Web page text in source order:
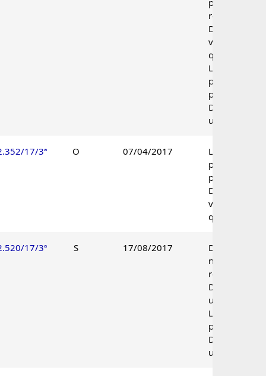
reconhecida.
Decisão pelo
voto de
qualidade.
Lançamento
parcialmente
procedente.
Decisão
unânime.
17/3ª O 07/04/2017
Lançamento
parcialmente
procedente.
Decisão pelo
voto de
qualidade.
17/3ª S 17/08/2017
Decadência
não
reconhecida.
Decisão
unânime.
Lançamento
procedente.
Decisão
unânime.